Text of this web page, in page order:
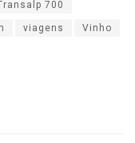
700
viagens Vinho